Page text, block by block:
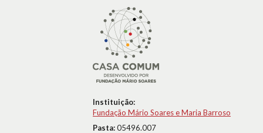
Instituição:
Fundação Mário Soares e Maria Barroso
Pasta:05496.007